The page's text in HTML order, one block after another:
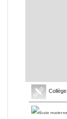
Collège